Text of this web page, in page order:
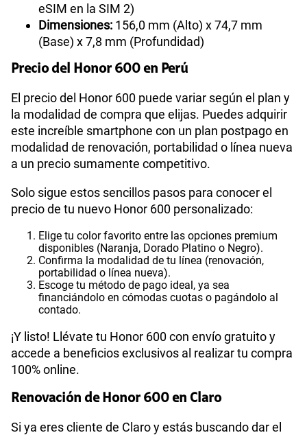
eSIM en la SIM 2)
Dimensiones: 156,0 mm (Alto) x 74,7 mm
(Base) x 7,8 mm (Profundidad)
Precio del Honor 600 en Perú
El precio del Honor 600 puede variar según el plan y
la modalidad de compra que elijas. Puedes adquirir
este increíble smartphone con un plan postpago en
modalidad de renovación, portabilidad o línea nueva
a un precio sumamente competitivo.
Solo sigue estos sencillos pasos para conocer el
precio de tu nuevo Honor 600 personalizado:
Elige tu color favorito entre las opciones premium
disponibles (Naranja, Dorado Platino o Negro).
Confirma la modalidad de tu línea (renovación,
portabilidad o línea nueva).
Escoge tu método de pago ideal, ya sea
financiándolo en cómodas cuotas o pagándolo al
contado.
¡Y listo! Llévate tu Honor 600 con envío gratuito y
accede a beneficios exclusivos al realizar tu compra
100% online.
Renovación de Honor 600 en Claro
Si ya eres cliente de Claro y estás buscando dar el